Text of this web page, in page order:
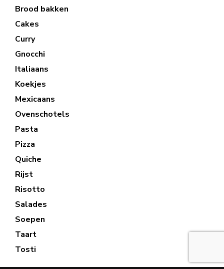
Brood bakken
Cakes
Curry
Gnocchi
Italiaans
Koekjes
Mexicaans
Ovenschotels
Pasta
Pizza
Quiche
Rijst
Risotto
Salades
Soepen
Taart
Tosti